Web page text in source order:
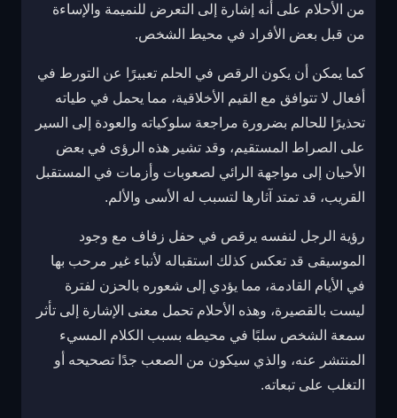
من الأحلام على أنه إشارة إلى التعرض للنميمة والإساءة
من قبل بعض الأفراد في محيط الشخص.
كما يمكن أن يكون الرقص في الحلم تعبيرًا عن التورط في
أفعال لا تتوافق مع القيم الأخلاقية، مما يحمل في طياته
تحذيرًا للحالم بضرورة مراجعة سلوكياته والعودة إلى السير
على الصراط المستقيم، وقد تشير هذه الرؤى في بعض
الأحيان إلى مواجهة الرائي لصعوبات وأزمات في المستقبل
القريب، قد تمتد آثارها لتسبب له الأسى والألم.
رؤية الرجل لنفسه يرقص في حفل زفاف مع وجود
الموسيقى قد تعكس كذلك استقباله لأنباء غير مرحب بها
في الأيام القادمة، مما يؤدي إلى شعوره بالحزن لفترة
ليست بالقصيرة، وهذه الأحلام تحمل معنى الإشارة إلى تأثر
سمعة الشخص سلبًا في محيطه بسبب الكلام المسيء
المنتشر عنه، والذي سيكون من الصعب جدًا تصحيحه أو
التغلب على تبعاته.